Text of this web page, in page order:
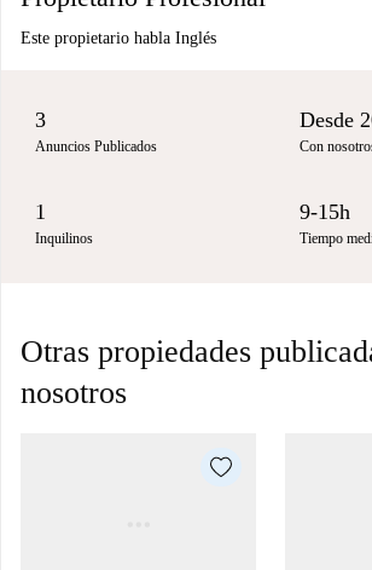
Este propietario habla Inglés
3
Anuncios Publicados
Desde
Con
1
Inquilinos
9-15h
Tiempo
Otras propiedades
nosotros